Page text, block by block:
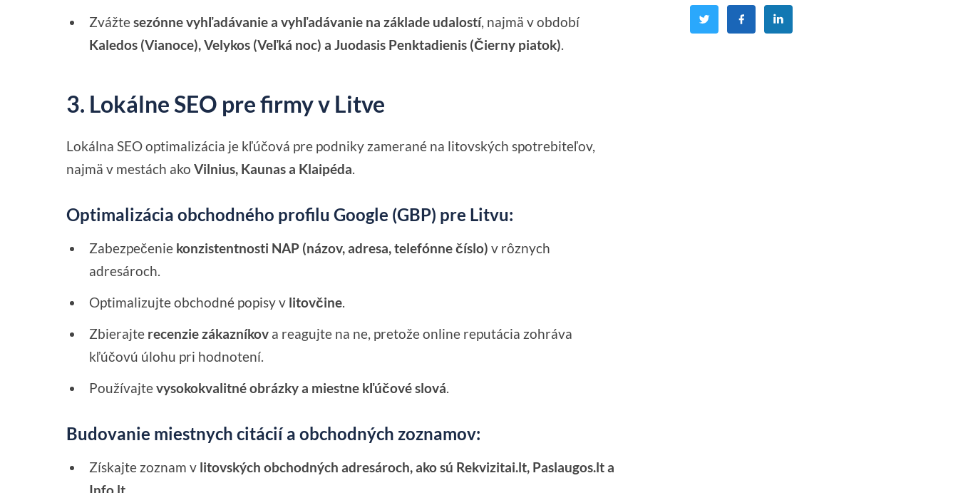
Zvážtesezónne vyhľadávanie a vyhľadávanie na základe udalostí, najmä v období
Kaledos (Vianoce), Velykos (Veľká noc) a Juodasis Penktadienis (Čierny piatok).
3. Lokálne SEO pre firmy v Litve
Lokálna SEO optimalizácia je kľúčová pre podniky zamerané na litovských spotrebiteľov,
najmä v mestách akoVilnius, Kaunas a Klaipéda.
Optimalizácia obchodného profilu Google (GBP) pre Litvu:
Zabezpečenie konzistentnosti NAP (názov, adresa, telefónne číslo) v rôznych
adresároch.
Optimalizujte obchodné popisy v litovčine.
Zbierajte recenzie zákazníkov a reagujte na ne, pretože online reputácia zohráva
kľúčovú úlohu pri hodnotení.
Používajtevysokokvalitné obrázky a miestne kľúčové slová.
Budovanie miestnych citácií a obchodných zoznamov:
Získajte zoznam v litovských obchodných adresároch, ako sú Rekvizitai.lt, Paslaugos.lt a